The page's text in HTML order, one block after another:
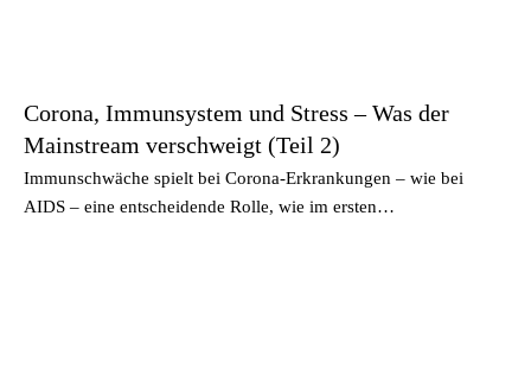
Corona, Immunsystem und Stress – Was der
Mainstream verschweigt (Teil 2)
Immunschwäche spielt bei Corona-Erkrankungen – wie bei
AIDS – eine entscheidende Rolle, wie im ersten…